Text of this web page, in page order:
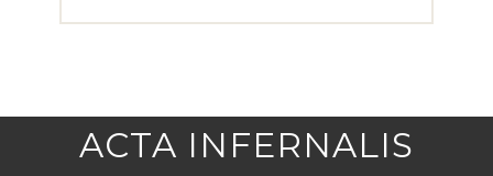
ACTA INFERNALIS